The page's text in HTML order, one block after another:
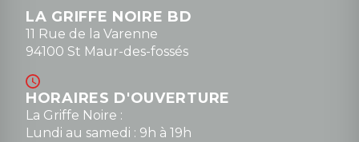
LA GRIFFE NOIRE BD
11 Rue de la Varenne
94100 St Maur-des-fossés
HORAIRES D'OUVERTURE
La Griffe Noire :
Lundi au samedi : 9h à 19h